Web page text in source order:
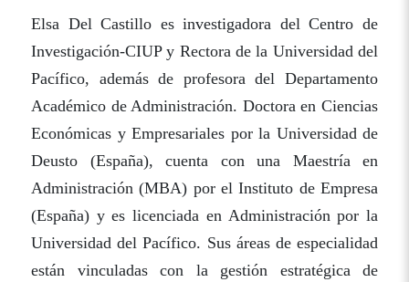
Elsa Del Castillo es investigadora del Centro de
Investigación-CIUP y Rectora de la Universidad del
Pacífico, además de profesora del Departamento
Académico de Administración. Doctora en Ciencias
Económicas y Empresariales por la Universidad de
Deusto (España), cuenta con una Maestría en
Administración (MBA) por el Instituto de Empresa
(España) y es licenciada en Administración por la
Universidad del Pacífico. Sus áreas de especialidad
están vinculadas con la gestión estratégica de